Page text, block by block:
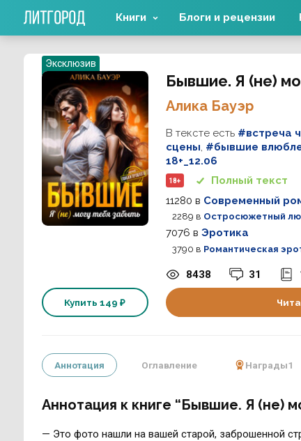
Эксклюзив
Купить 149 ₽
Бывшие. Я (не)
Алика Бауэр
В тексте есть #встреча
сцены #бывшие
18+_12.06
18+
Полный текст
11280 в Современный
2289 в Остросюжетный
7076 в Эротика
3790 в Романтическая
8438 31
Аннотация Оглавление Награды1
Аннотация к книге “Бывшие. Я (не)
— Это фото нашли на вашей старой, заброшенной
Книги Блоги и рецензии